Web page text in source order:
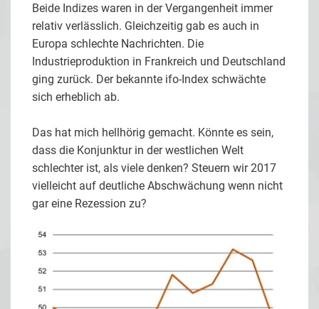
Beide Indizes waren in der Vergangenheit immer
relativ verlässlich. Gleichzeitig gab es auch in
Europa schlechte Nachrichten. Die
Industrieproduktion in Frankreich und Deutschland
ging zurück. Der bekannte ifo-Index schwächte
sich erheblich ab.
Das hat mich hellhörig gemacht. Könnte es sein,
dass die Konjunktur in der westlichen Welt
schlechter ist, als viele denken? Steuern wir 2017
vielleicht auf deutliche Abschwächung wenn nicht
gar eine Rezession zu?